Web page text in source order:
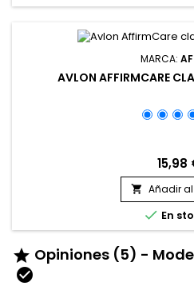
MARCA:
AVLON AFFIRMCARE
15,98
 Añadir
 En
 Opiniones (5) -
